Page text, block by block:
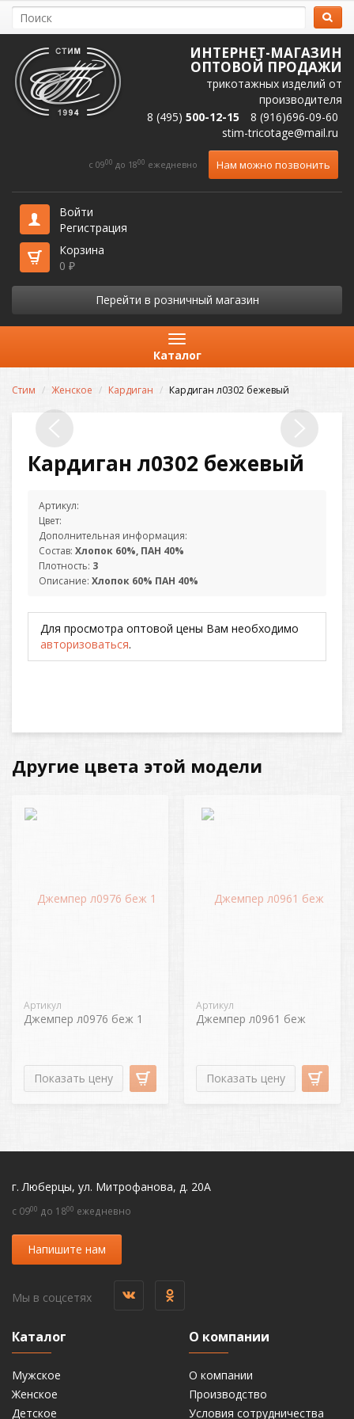
ИНТЕРНЕТ-МАГАЗИН
ОПТОВОЙ ПРОДАЖИ
трикотажных изделий от
производителя
8 (495) 500-12-15
8 (916)696-09-60
stim-tricotage@mail.ru
c 0900 до 1800 ежедневно Нам можно позвонить
Войти
Регистрация
Корзина
0 ₽
Перейти в розничный магазин
Каталог
Стим Женское Кардиган Кардиган л0302 бежевый
Кардиган л0302 бежевый
Артикул:
Цвет:
Дополнительная информация:
Состав: Хлопок 60%, ПАН 40%
Плотность: 3
Описание: Хлопок 60% ПАН 40%
Для просмотра оптовой цены Вам необходимо
авторизоваться.
Другие цвета этой модели
Артикул
Джемпер л0976 беж 1
Показать цену
Артикул
Джемпер л0961 беж
Показать цену
г. Люберцы, ул. Митрофанова, д. 20А
c 0900 до 1800 ежедневно
Напишите нам
Мы в соцсетях
Каталог
Мужское
Женское
Детское
О компании
О компании
Производство
Условия сотрудничества